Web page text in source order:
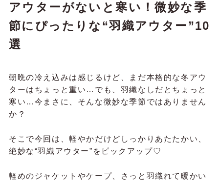
アウターがないと寒い！微妙な季
節にぴったりな“羽織アウター”10
選
朝晩の冷え込みは感じるけど、まだ本格的な冬アウ
ターはちょっと重い…でも、羽織なしだとちょっと
寒い…今まさに、そんな微妙な季節ではありません
か？
そこで今回は、軽やかだけどしっかりあたたかい、
絶妙な“羽織アウター”をピックアップ♡
軽めのジャケットやケープ、さっと羽織れて暖かい